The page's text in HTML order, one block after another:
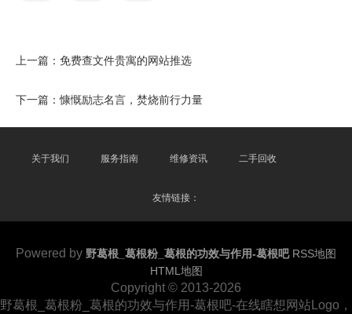
上一篇： 免费查文件贵寓的网站推选
下一篇：慷慨励志名言，焚烧前行力量
关于我们 服务指南 维修资讯 二手回收
友情链接：
Powered by 野葛根_葛根粉_葛根的功效与作用-葛根吧 RSS地图
HTML地图
Copyright © 2013-2026
野葛根_葛根粉_葛根的功效与作用-葛根吧-在线瞎想网站Logo，